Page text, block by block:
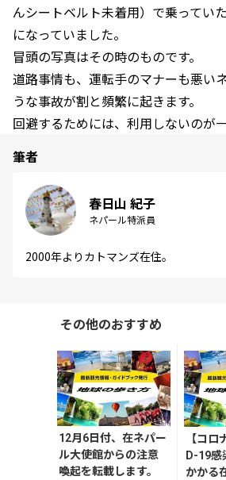
んシートベルト未着用）で乗ってい
になっていました。
冒頭の写真はその時のものです。
道路事情も、運転手のマナーも悪い
うな事故が割と頻繁に起きます。
回避するためには、利用しないのが
筆者
春日山 紀子
ネパール特派員
2000年よりカトマンズ在住。
その他のおすすめ
12月6日付、在ネパー
ル大使館からの注意
喚起を転載します。
【コロ
D-19感
かかる